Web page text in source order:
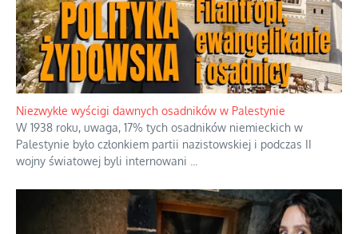
Niezwykłe wyścigi dawnych osadników w Palestynie
W 1938 roku, uwaga, 17% tych osadników niemieckich w
Palestynie było członkiem partii nazistowskiej i podczas II
wojny światowej byli internowani